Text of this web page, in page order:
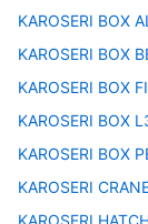
KAROSERI BOX
KAROSERI BOX
KAROSERI BOX
KAROSERI BOX
KAROSERI BOX
KAROSERI
KAROSERI